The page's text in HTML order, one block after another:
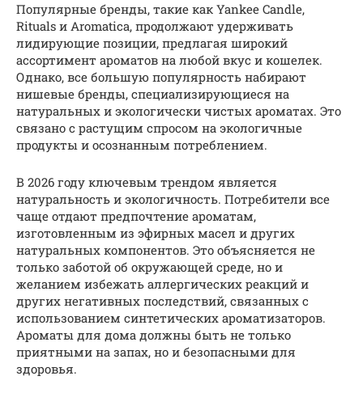
Популярные бренды, такие как Yankee Candle,
Rituals и Aromatica, продолжают удерживать
лидирующие позиции, предлагая широкий
ассортимент ароматов на любой вкус и кошелек.
Однако, все большую популярность набирают
нишевые бренды, специализирующиеся на
натуральных и экологически чистых ароматах. Это
связано с растущим спросом на экологичные
продукты и осознанным потреблением.
В 2026 году ключевым трендом является
натуральность и экологичность. Потребители все
чаще отдают предпочтение ароматам,
изготовленным из эфирных масел и других
натуральных компонентов. Это объясняется не
только заботой об окружающей среде, но и
желанием избежать аллергических реакций и
других негативных последствий, связанных с
использованием синтетических ароматизаторов.
Ароматы для дома должны быть не только
приятными на запах, но и безопасными для
здоровья.